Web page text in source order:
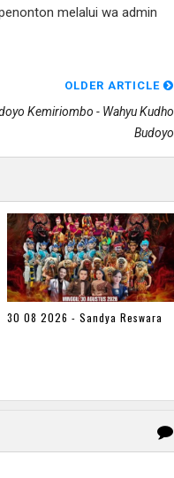
melalui wa admin
OLDER ARTICLE
Kemiriombo - Wahyu Kudho
Budoyo
30 08 2026 - Sandya Reswara